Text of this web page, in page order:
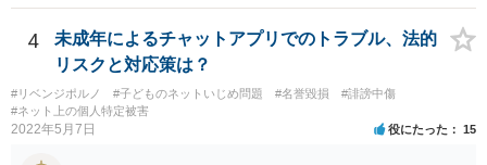
4
未成年によるチャットアプリでのトラブル、法的
リスクと対応策は？
#リベンジポルノ #子どものネットいじめ問題 #名誉毀損
#誹謗中傷
#ネット上の個人特定被害
2022年5月7日 役にたった 15